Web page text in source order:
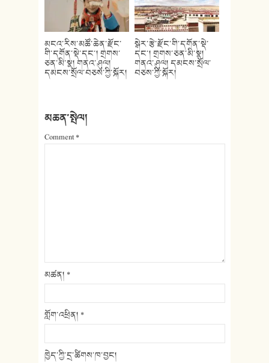
མངའ་རིས་མཚོ་ཆེན་རྫོང་
གི་དགོན་སྡེ་དང་། གྲགས་
ཅན་མི་སྣ། གནའ་ཤུལ།
དམངས་སྲོལ་བཅས་ཀྱི་སྐོར།
སྒེར་རྩེ་རྫོང་གི་དགོན་སྡེ་
དང་། གྲགས་ཅན་མི་སྣ།
གནའ་ཤུལ། དམངས་སྲོལ་
བཅས་ཀྱི་སྐོར།
མཆན་སྤེལ།
Comment*
མཚན། *
གློག་འཕྲིན། *
ཁྱེད་ཀྱི་དྲ་ཚིགས་ཁ་བྱང།